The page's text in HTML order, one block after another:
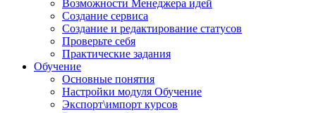
Возможности Менеджера идей
Создание сервиса
Создание и редактирование статусов
Проверьте себя
Практические задания
Обучение
Основные понятия
Настройки модуля Обучение
Экспорт\импорт курсов